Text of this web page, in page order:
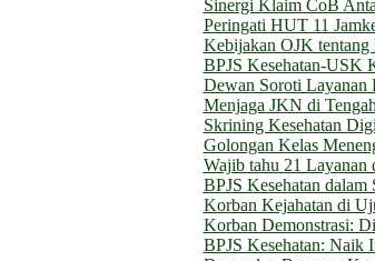
Sinergi Klaim CoB
Peringati HUT 11
Kebijakan OJK tentang
BPJS Kesehatan-USK
Dewan Soroti Layanan
Menjaga JKN di
Skrining Kesehatan
Golongan Kelas
Wajib tahu 21 Layanan
BPJS Kesehatan
Korban Kejahatan di
Korban Demonstrasi:
BPJS Kesehatan: Naik